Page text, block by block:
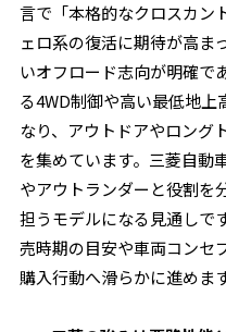
言で「本格的なクロスカン
ェロ系の復活に期待が高ま
いオフロード志向が明確で
る4WD制御や高い最低地
なり、アウトドアやロング
を集めています。三菱自動
やアウトランダーと役割を
担うモデルになる見通しで
売時期の目安や車両コンセ
購入行動へ滑らかに進めます